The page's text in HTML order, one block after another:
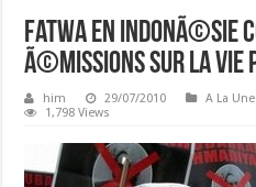
Fatwa en IndonÃ©sie
Ã©missions sur la vie
him 29/07/2010 A La Une
1,798 Views